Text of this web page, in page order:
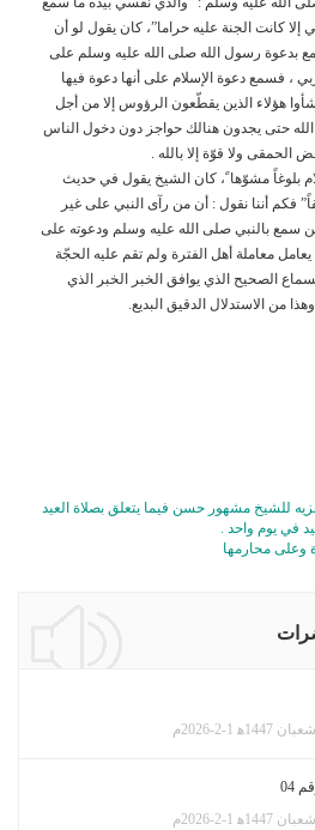
كانت الجنة عليه حراما”، كان يقول لو أن
سمع بدعوة رسول الله صلى الله عليه وسلم على
، فسمع دعوة الإسلام على أنها دعوة فيها
هؤلاء الذين يقطّعون الرؤوس إلا من أجل
حتى يجدون هنالك حواجز دون دخول الناس
ولا قوّة إلا بالله .
بلوغاً مشوّها ً، كان الشيخ يقول في حديث
فكم أننا نقول : أن من رآى النبي على غير
من سمع بالنبي صلى الله عليه وسلم ودعوته على
معاملة أهل الفترة ولم تقم عليه الحجّة
الصحيح الذي يوافق الخبر الخبر الذي
من الاستدلال الدقيق البديع.
للشيخ مشهور حسن فيما يتعلق بصلاة العيد
في يوم واحد .
وعلى محارمها